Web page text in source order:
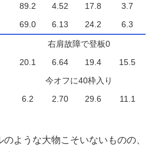
89.2 4.52 17.8
3.7
69.0 6.13 24.2 6.3
右肩故障で登板0
20.1 6.64 19.4
15.5
今オフに40枠入り
6.2 2.70 29.6 11.1
ような大物こそいないものの、